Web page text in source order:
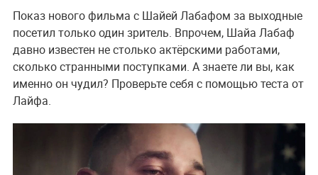
Показ нового фильма с Шайей Лабафом за выходные
посетил только один зритель. Впрочем, Шайа Лабаф
давно известен не столько актёрскими работами,
сколько странными поступками. А знаете ли вы, как
именно он чудил? Проверьте себя с помощью теста от
Лайфа.